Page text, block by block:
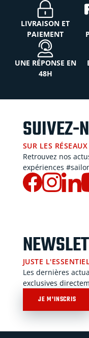
LIVRAISON ET
PAIEMENT
UNE RÉPONSE EN
48H
SUIVEZ-
SUR LES
Retrouvez nos
expériences
JUSTE
Les dernières
exclusives
JE M'INSCRIS